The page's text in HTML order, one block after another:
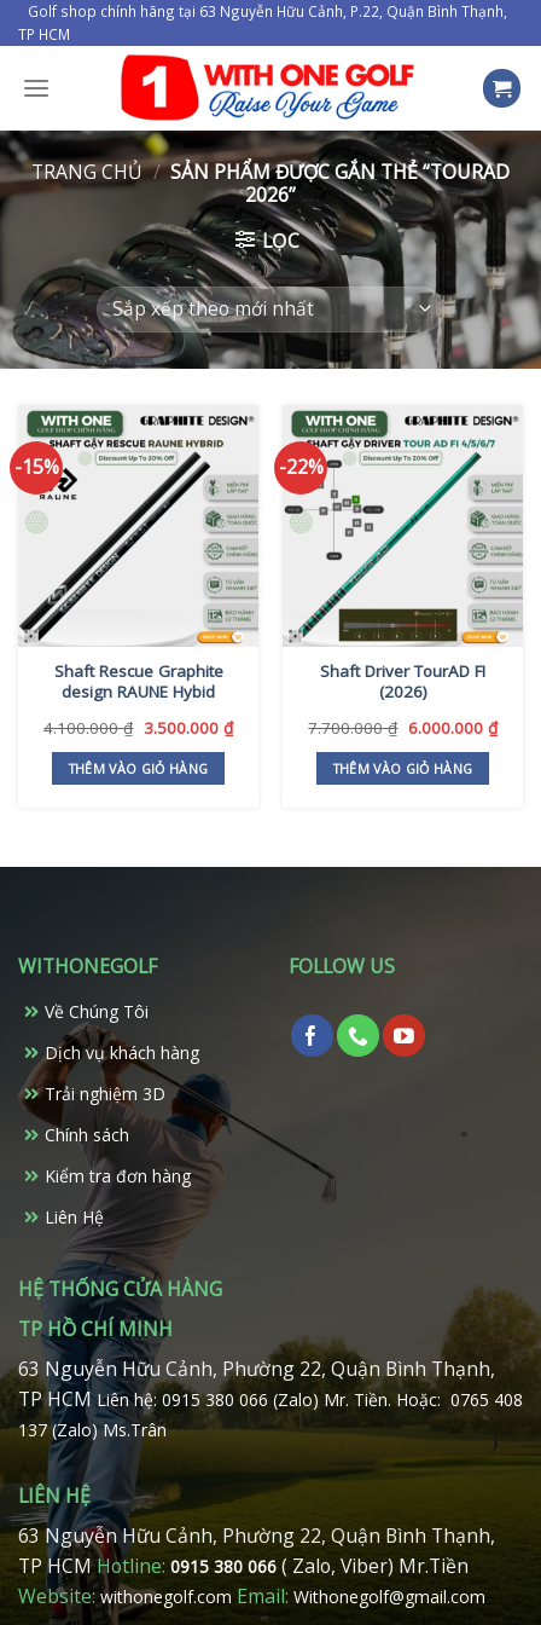
Skip
to
content
Golf shop chính hãng tại 63 Nguyễn Hữu Cảnh, P.22, Quận Bình Thạnh,
TP HCM
TRANG CHỦ / SẢN PHẨM ĐƯỢC GẮN THẺ “TOURAD
2026”
LỌC
-15%
Shaft Rescue Graphite
design RAUNE Hybid
4.100.000₫ Giá
là:
4.100.000 ₫.
3.500.000 ₫Giá
THÊM VÀO GIỎ HÀNG
-22%
Shaft Driver TourAD FI
(2026)
7.700.000₫ Giá
là:
7.700.000 ₫.
6.000.000 ₫Giá
THÊM VÀO GIỎ HÀNG
WITHONEGOLF
Về Chúng Tôi
Dịch vụ khách hàng
Trải nghiệm 3D
Chính sách
Kiểm tra đơn hàng
Liên Hệ
FOLLOW US
HỆ THỐNG CỬA HÀNG
TP HỒ CHÍ MINH
63 Nguyễn Hữu Cảnh, Phường 22, Quận Bình Thạnh,
TP HCMLiên hệ: 0915 380 066 (Zalo) Mr. Tiền. Hoặc: 0765 408
137 (Zalo) Ms.Trân
LIÊN HỆ
63 Nguyễn Hữu Cảnh, Phường 22, Quận Bình Thạnh,
TP HCMHotline: 0915 380 066 ( Zalo, Viber) Mr.Tiền
Website:withonegolf.com Email: Withonegolf@gmail.com